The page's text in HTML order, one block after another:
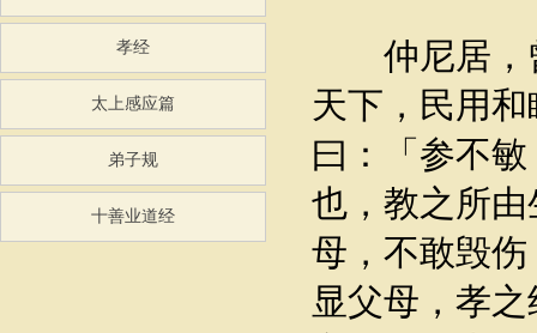
孝经
太上感应篇
弟子规
十善业道经
仲尼居，曾
天下，民用
曰：「参不
也，教之所
母，不敢毁
显父母，孝